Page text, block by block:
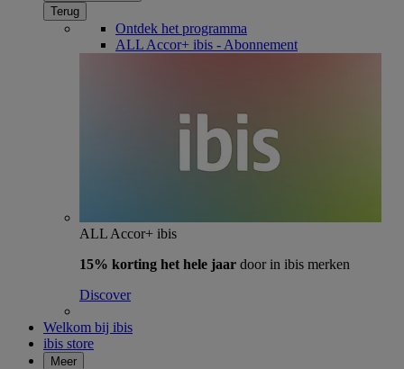
Terug
Ontdek het programma
ALL Accor+ ibis - Abonnement
ALL Accor+ ibis
15% korting het hele jaar door in ibis merken
Discover
Welkom bij ibis
ibis store
Meer